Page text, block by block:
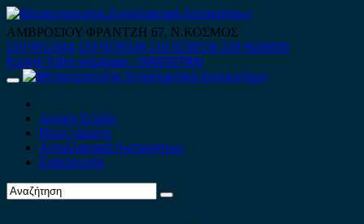
Skip
to
content
ΑΜΒΡΟΣΙΟΥ ΦΡΑΝΤΖΗ 67, Ν.ΚΟΣΜΟΣ
210 9012444 210 9239148 210 9238158 210 9026839
Κινητό-Viber-whatsapp : 6980507900
Primary
Αρχική Σελίδα
Ποιοί είμαστε
Ανταλλακτικά Αυτοκινήτων
Επικοινωνία